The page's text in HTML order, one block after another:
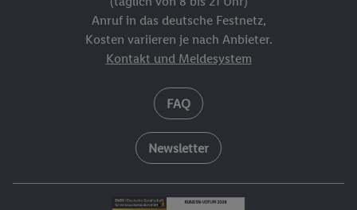
Anruf in das deutsche Festnetz,
Kosten variieren je nach Anbieter.
Kontakt und Meldesystem
FAQ
Newsletter